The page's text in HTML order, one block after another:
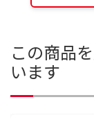
この商品
います